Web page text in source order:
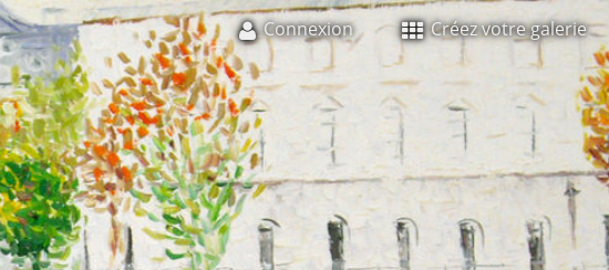
Connexion Créez votre galerie